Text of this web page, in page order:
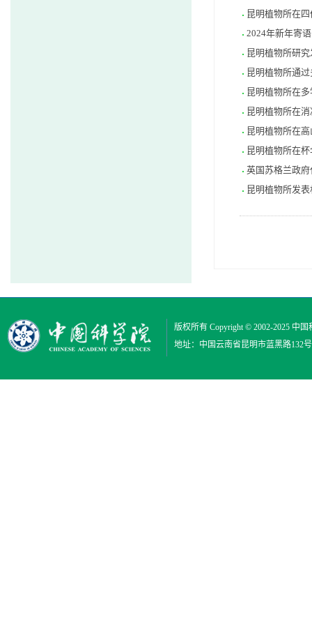
昆明植物所在
2024年新年寄语
昆明植物所研
昆明植物所通
昆明植物所在
昆明植物所在
昆明植物所在
昆明植物所在
英国苏格兰政
昆明植物所发
版权所有 Copyright © 2002-2025 中国
地址：中国云南省昆明市蓝黑路